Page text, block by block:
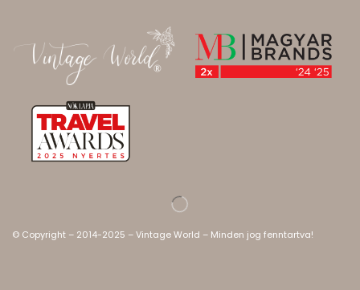
© Copyright – 2014-2025 – Vintage World – Minden jog fenntartva!